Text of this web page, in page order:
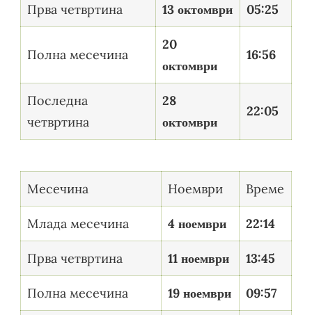
Прва четвртина 13 октомври 05:25
Полна месечина
20
октомври
16:56
Последна
четвртина
28
октомври
22:05
Месечина Ноември Време
Млада месечина 4 ноември 22:14
Прва четвртина 11 ноември 13:45
Полна месечина 19 ноември 09:57